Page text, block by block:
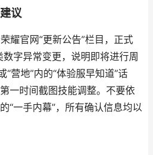
议
耀官网“更新公告”栏目，正式
字异常变更，说明即将进行周
“营地”内的“体验服早知道”话
一时间截图技能调整。不要依
“一手内幕”，所有确认信息均以